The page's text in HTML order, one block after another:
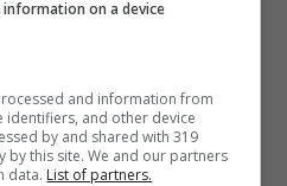
conservativo
PNRR. Il 15
terrà la premiazione
è gratuita. Per info
on a device
and information from
identifiers, and other device
by and shared with 319
by this site. We and our partners
data. List of partners.